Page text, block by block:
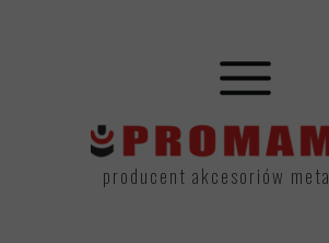
producent akcesoriów